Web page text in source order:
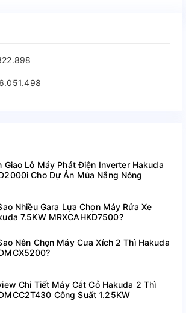
Giao Lô Máy Phát Điện Inverter Hakuda
Cho Dự Án Mùa Nắng Nóng
Nhiều Gara Lựa Chọn Máy Rửa Xe
7.5KW MRXCAHKD7500?
Nên Chọn Máy Cưa Xích 2 Thì Hakuda
Chi Tiết Máy Cắt Cỏ Hakuda 2 Thì
Công Suất 1.25KW